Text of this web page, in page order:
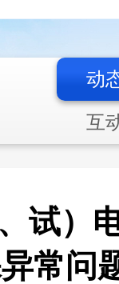
动
互
试）
常问